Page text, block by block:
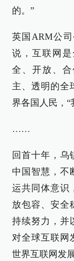
的。”
英国ARM公
说，互联网
全、开放、
主、透明的全
界各国人民，“
……
回首十年，乌
中国智慧，不
运共同体意识
放包容、安全
持续努力，并
对全球互联网
世界互联网发